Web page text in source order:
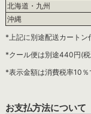
北海道・九州
沖縄
*上記に別途配送カートン
*クール便は別途440円(税
*表示金額は消費税率10％
お支払方法について